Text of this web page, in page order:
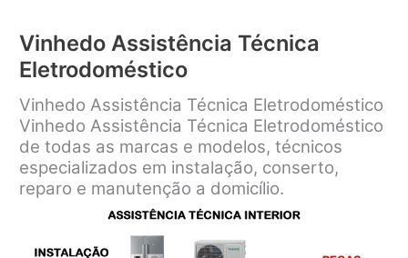
Vinhedo Assistência Técnica
Eletrodoméstico
Vinhedo Assistência Técnica Eletrodoméstico
Vinhedo Assistência Técnica Eletrodoméstico
de todas as marcas e modelos, técnicos
especializados em instalação, conserto,
reparo e manutenção a domicílio.